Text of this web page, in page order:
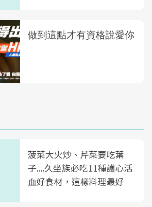
菠菜大火炒、芹菜要吃葉
子....久坐族必吃11種護心活
血好食材，這樣料理最好